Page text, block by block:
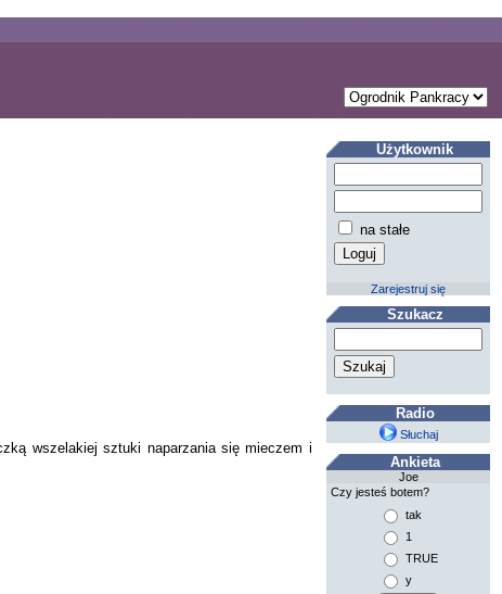
wszelakiej sztuki naparzania się mieczem i
Użytkownik
na stałe
Zarejestruj się
Szukacz
Radio
Słuchaj
Ankieta
Joe
Czy jesteś botem?
tak
1
TRUE
y